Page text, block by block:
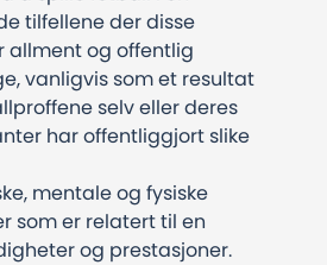
tilfellene der disse
allment og offentlig
vanligvis som et resultat
selv eller deres
har offentliggjort slike
mentale og fysiske
som er relatert til en
og prestasjoner.